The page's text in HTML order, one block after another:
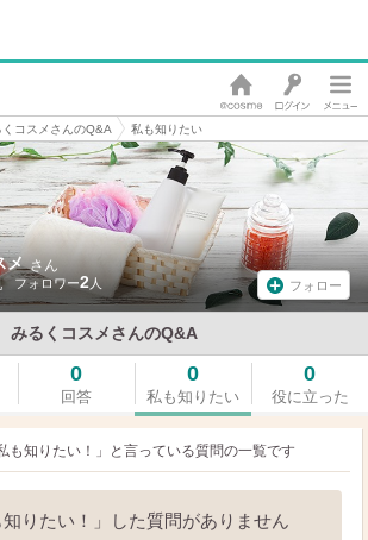
くコスメさんのQ&A 私も知りたい
メ さん
2 フォロー
みるくコスメさんのQ&A
0
回答
0
私も知りたい
0
役に立った
も知りたい！」と言っている質問の一覧です
知りたい！」した質問がありません